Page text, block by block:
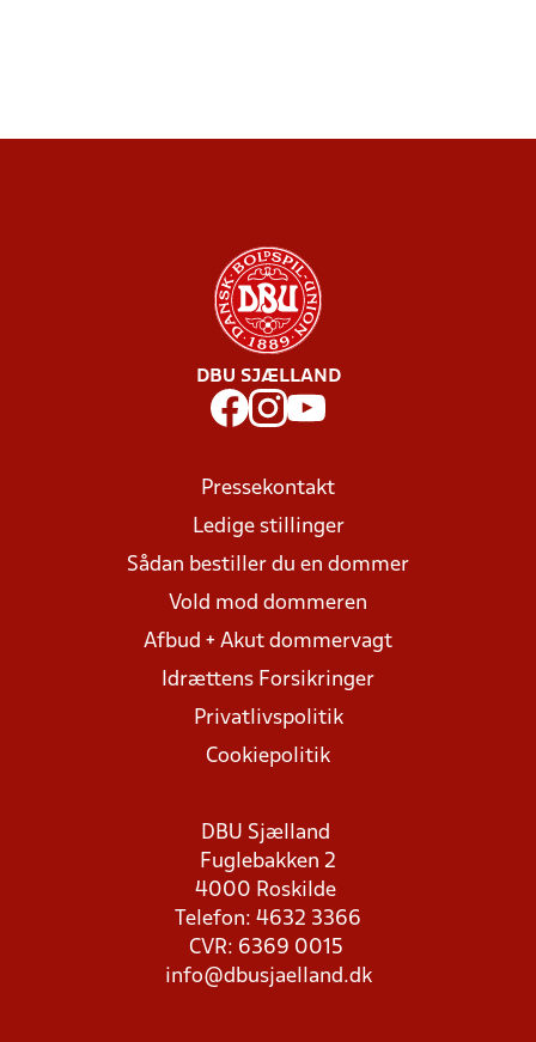
DBU SJÆLLAND
Pressekontakt
Ledige stillinger
Sådan bestiller du en dommer
Vold mod dommeren
Afbud + Akut dommervagt
Idrættens Forsikringer
Privatlivspolitik
Cookiepolitik
DBU Sjælland
Fuglebakken 2
4000 Roskilde
Telefon: 4632 3366
CVR: 6369 0015
info@dbusjaelland.dk